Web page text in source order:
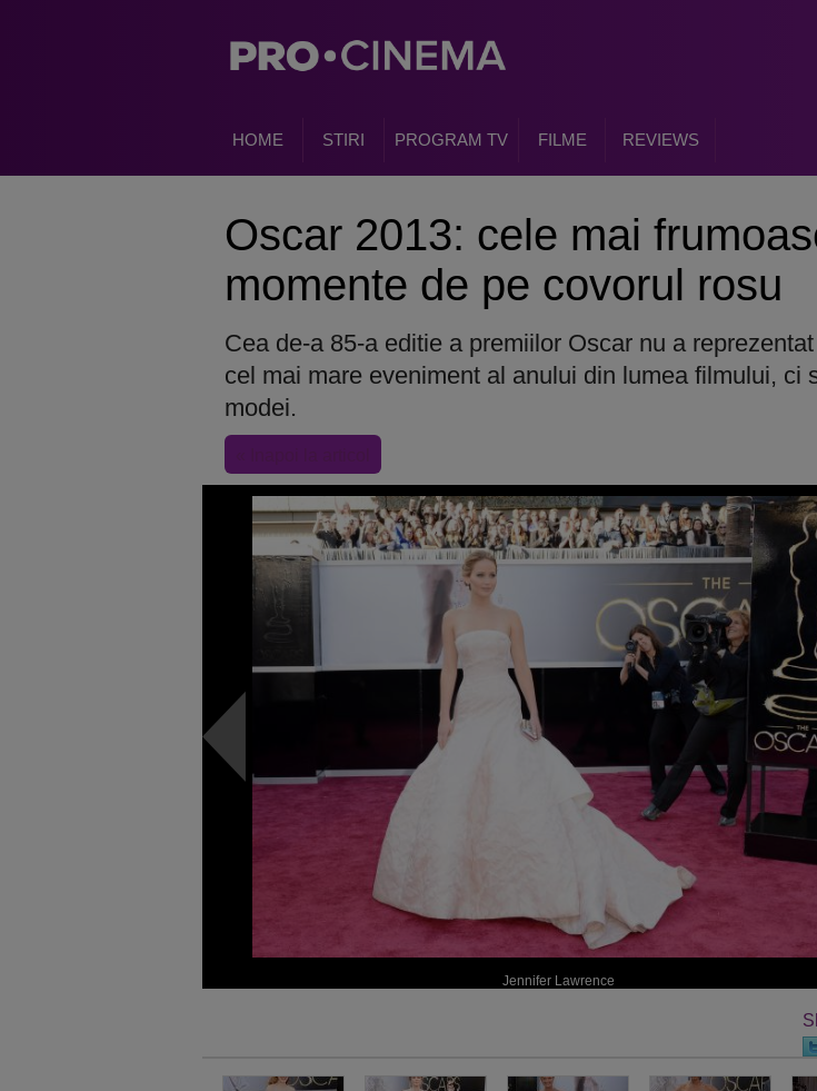
HOME STIRI PROGRAM TV FILME REVIEWS
Oscar 2013: cele mai
momente de pe covorul rosu
Cea de-a 85-a editie a premiilor Oscar nu a
cel mai mare eveniment al anului din lumea filmului, ci
modei.
Jennifer Lawrence